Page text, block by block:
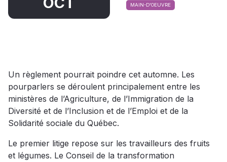
MAIN-D'OEUVRE
Un règlement pourrait poindre cet automne. Les
pourparlers se déroulent principalement entre les
ministères de l’Agriculture, de l’Immigration de la
Diversité et de l’Inclusion et de l’Emploi et de la
Solidarité sociale du Québec.
Le premier litige repose sur les travailleurs des fruits
et légumes. Le Conseil de la transformation